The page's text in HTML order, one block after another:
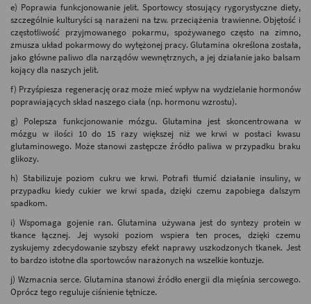
e) Poprawia funkcjonowanie jelit. Sportowcy stosujący rygorystyczne diety,
szczególnie kulturyści są narażeni na tzw. przeciążenia trawienne. Objętość i
częstotliwość przyjmowanego pokarmu, spożywanego często na zimno,
zmusza układ pokarmowy do wytężonej pracy. Glutamina określona została,
jako główne paliwo dla narządów wewnętrznych, a jej działanie jako balsam
kojący dla naszych jelit.
f) Przyśpiesza regenerację oraz może mieć wpływ na wydzielanie hormonów
poprawiających skład naszego ciała (np. hormonu wzrostu).
g) Polepsza funkcjonowanie mózgu. Glutamina jest skoncentrowana w
mózgu w ilości 10 do 15 razy większej niż we krwi w postaci kwasu
glutaminowego. Może stanowi zastępcze źródło paliwa w przypadku braku
glikozy.
h) Stabilizuje poziom cukru we krwi. Potrafi tłumić działanie insuliny, w
przypadku kiedy cukier we krwi spada, dzięki czemu zapobiega dalszym
spadkom.
i) Wspomaga gojenie ran. Glutamina używana jest do syntezy protein w
tkance łącznej. Jej wysoki poziom wspiera ten proces, dzięki czemu
zyskujemy zdecydowanie szybszy efekt naprawy uszkodzonych tkanek. Jest
to bardzo istotne dla sportowców narażonych na wszelkie kontuzje.
j) Wzmacnia serce. Glutamina stanowi źródło energii dla mięśnia sercowego.
Oprócz tego reguluje ciśnienie tętnicze.